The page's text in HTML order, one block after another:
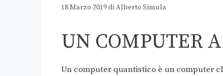
18 Marzo 2019diAlberto Simula
UN COMPUTER
Un computer quantistico è un computer